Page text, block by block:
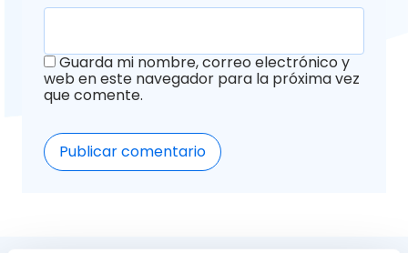
Guarda mi nombre, correo electrónico y
web en este navegador para la próxima vez
que comente.